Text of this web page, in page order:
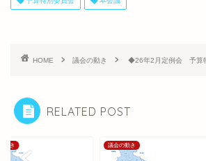
HOME 議会の動き ◆26年2月定例会 予算
RELATED POST
動き 議会の動き